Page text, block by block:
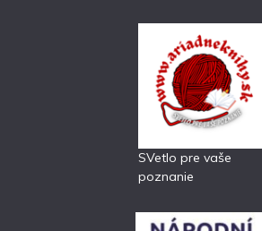
SVetlo pre vaše
poznanie